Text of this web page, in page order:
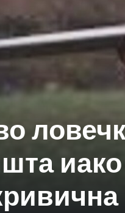
иако